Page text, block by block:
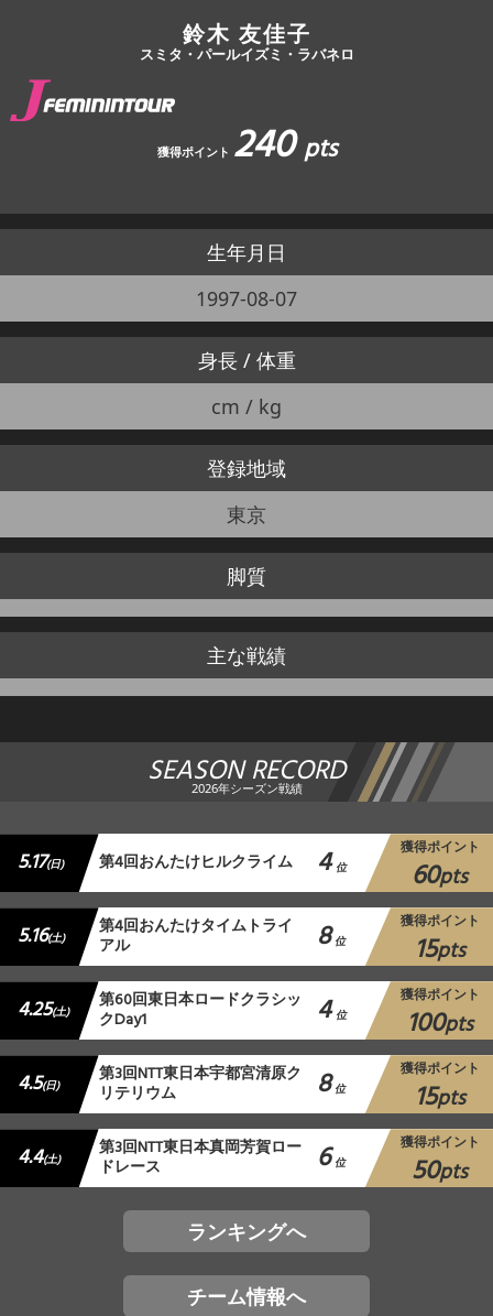
鈴木 友佳子
スミタ・パールイズミ・ラバネロ
獲得ポイント 240pts
生年月日
1997-08-07
身長 / 体重
cm / kg
登録地域
東京
脚質
主な戦績
SEASON RECORD
2026年シーズン戦績
5.17(日) 第4回おんたけヒルクライム 4 位
獲得ポイント
60pts
5.16(土) 第4回おんたけタイムトライ
アル 8 位
獲得ポイント
15pts
4.25(土) 第60回東日本ロードクラシッ
クDay1 4 位
獲得ポイント
100pts
4.5(日) 第3回NTT東日本宇都宮清原ク
リテリウム 8 位
獲得ポイント
15pts
4.4(土) 第3回NTT東日本真岡芳賀ロー
ドレース 6 位
獲得ポイント
50pts
ランキングへ
チーム情報へ